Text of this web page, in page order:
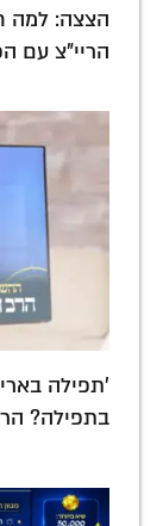
הצצה: למה
הריי"צ עם
'תפילה
בתפילה?